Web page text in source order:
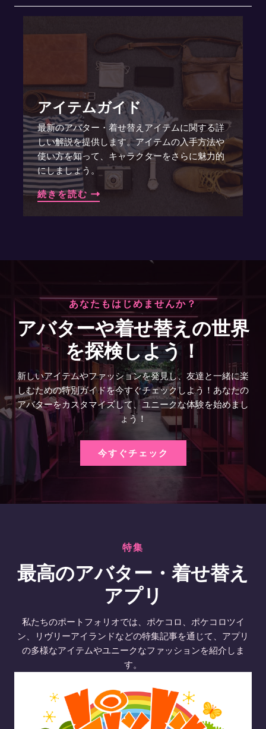
アイテムガイド
最新のアバター・着せ替えアイテムに関する詳
しい解説を提供します。アイテムの入手方法や
使い方を知って、キャラクターをさらに魅力的
にしましょう。
続きを読む
あなたもはじめませんか？
アバターや着せ替えの世界
を探検しよう！
新しいアイテムやファッションを発見し、友達と一緒に楽
しむための特別ガイドを今すぐチェックしよう！あなたの
アバターをカスタマイズして、ユニークな体験を始めまし
ょう！
今すぐチェック
特集
最高のアバター・着せ替え
アプリ
私たちのポートフォリオでは、ポケコロ、ポケコロツイ
ン、リヴリーアイランドなどの特集記事を通じて、アプリ
の多様なアイテムやユニークなファッションを紹介しま
す。